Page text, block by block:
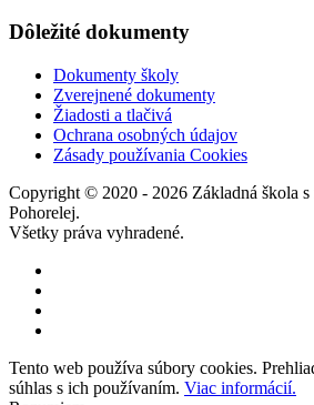
Dôležité dokumenty
Dokumenty školy
Zverejnené dokumenty
Žiadosti a tlačivá
Ochrana osobných údajov
Zásady používania Cookies
Copyright © 2020 - 2026 Základná škola s
Pohorelej.
Všetky práva vyhradené.
Tento web používa súbory cookies.
súhlas s ich používaním. Viac informácií.